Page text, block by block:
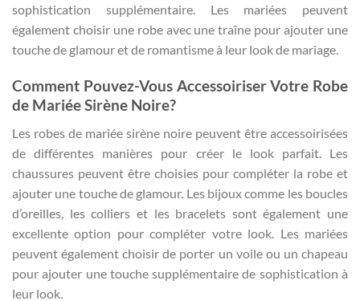
sophistication supplémentaire. Les mariées peuvent
également choisir une robe avec une traîne pour ajouter une
touche de glamour et de romantisme à leur look de mariage.
Comment Pouvez-Vous Accessoiriser Votre Robe
de Mariée Sirène Noire?
Les robes de mariée sirène noire peuvent être accessoirisées
de différentes manières pour créer le look parfait. Les
chaussures peuvent être choisies pour compléter la robe et
ajouter une touche de glamour. Les bijoux comme les boucles
d’oreilles, les colliers et les bracelets sont également une
excellente option pour compléter votre look. Les mariées
peuvent également choisir de porter un voile ou un chapeau
pour ajouter une touche supplémentaire de sophistication à
leur look.